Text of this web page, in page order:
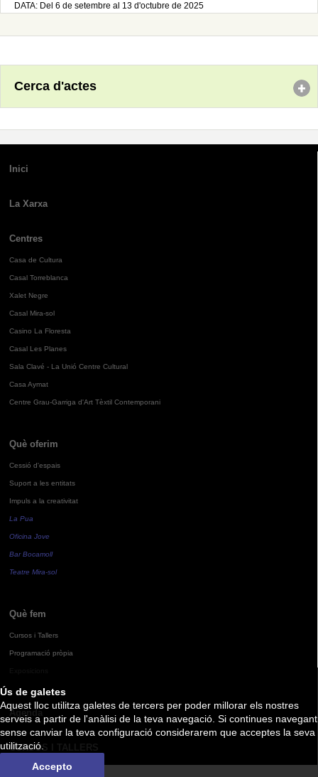
Ús de galetes
Aquest lloc utilitza galetes de tercers per poder millorar els nostres
serveis a partir de l'anàlisi de la teva navegació. Si continues navegant
sense canviar la teva configuració considerarem que acceptes la seva
utilització.
Accepto
DATA: Del 6 de setembre al 13 d'octubre de 2025
Cerca d'actes
Inici
La Xarxa
Centres
Casa de Cultura
Casal Torreblanca
Xalet Negre
Casal Mira-sol
Casino La Floresta
Casal Les Planes
Sala Clavé - La Unió Centre Cultural
Casa Aymat
Centre Grau-Garriga d'Art Tèxtil Contemporani
Què oferim
Cessió d'espais
Suport a les entitats
Impuls a la creativitat
La Pua
Oficina Jove
Bar Bocamoll
Teatre Mira-sol
Què fem
Cursos i Tallers
Programació pròpia
Agenda
CURSOS I TALLERS